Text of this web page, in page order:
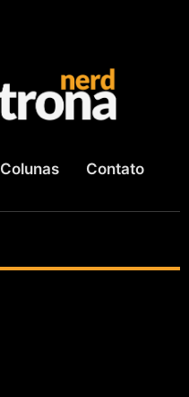
Colunas Contato